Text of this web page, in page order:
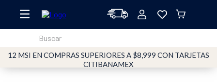
12 MSI EN COMPRAS SUPERIORES A $8,999 CON TARJETAS
CITIBANAMEX
TÉRMINOS MÁS BUSCADOS